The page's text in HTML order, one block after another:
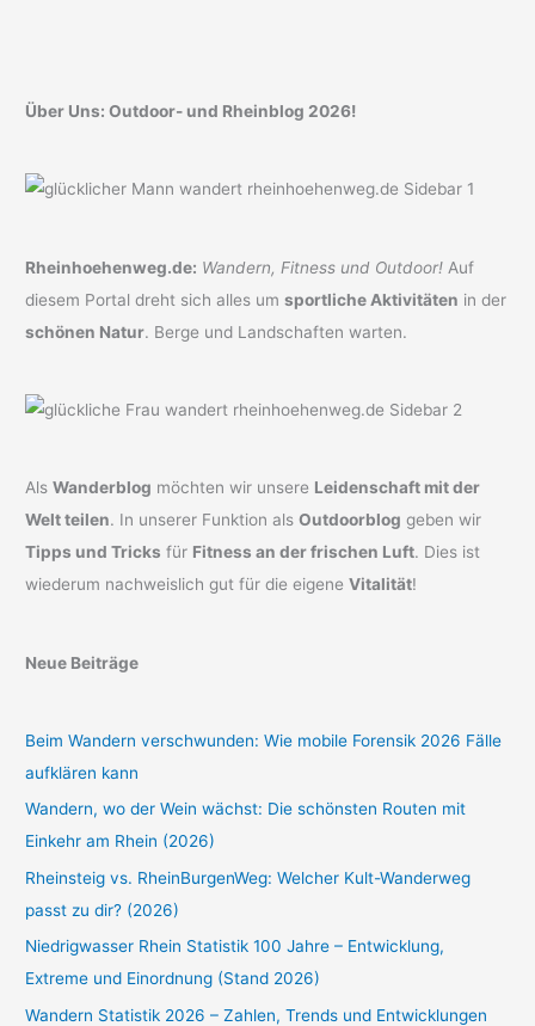
Über Uns: Outdoor- und Rheinblog 2026!
Rheinhoehenweg.de: Wandern, Fitness und Outdoor! Auf
diesem Portal dreht sich alles umsportliche Aktivitäten in der
schönen Natur. Berge und Landschaften warten.
AlsWanderblog möchten wir unsere Leidenschaft mit der
Welt teilen. In unserer Funktion alsOutdoorblog geben wir
Tipps und Tricks für Fitness an der frischen Luft. Dies ist
wiederum nachweislich gut für die eigeneVitalität!
Neue Beiträge
Beim Wandern verschwunden: Wie mobile Forensik 2026 Fälle
aufklären kann
Wandern, wo der Wein wächst: Die schönsten Routen mit
Einkehr am Rhein (2026)
Rheinsteig vs. RheinBurgenWeg: Welcher Kult-Wanderweg
passt zu dir? (2026)
Niedrigwasser Rhein Statistik 100 Jahre – Entwicklung,
Extreme und Einordnung (Stand 2026)
Wandern Statistik 2026 – Zahlen, Trends und Entwicklungen